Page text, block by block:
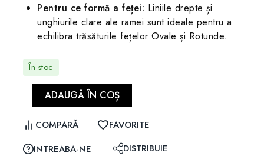
Pentru ce formă a feței: Liniile drepte și
unghiurile clare ale ramei sunt ideale pentru a
echilibra trăsăturile fețelor Ovale și Rotunde.
În stoc
ADAUGĂ ÎN COȘ
COMPARĂ
FAVORITE
INTREABA-NE
DISTRIBUIE